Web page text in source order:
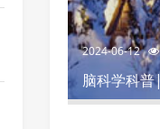
2024-06-12
脑科学科
影响记忆力